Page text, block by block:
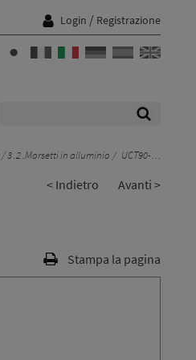
Login / Registrazione
3 .2 .Morsetti in alluminio UCT90-…
< Indietro Avanti >
Stampa la pagina